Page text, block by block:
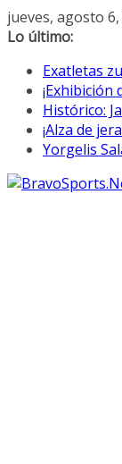
Saltar
al
jueves, agosto 6,
Lo último:
Exatletas
Histórico:
¡Alza de
Yorgelis